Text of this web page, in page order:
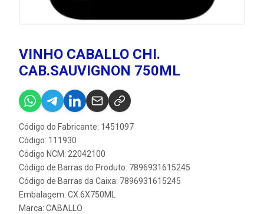
VINHO CABALLO CHI.
CAB.SAUVIGNON 750ML
Código do Fabricante: 1451097
Código: 111930
Código NCM: 22042100
Código de Barras do Produto: 7896931615245
Código de Barras da Caixa: 7896931615245
Embalagem: CX.6X750ML
Marca: CABALLO